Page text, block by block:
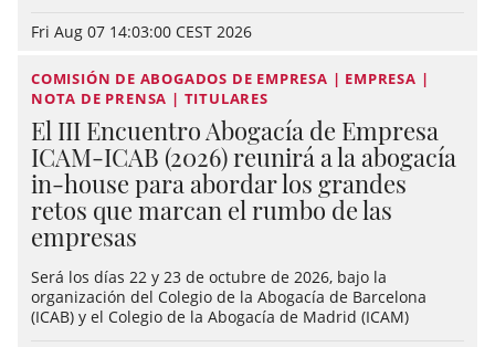
Fri Aug 07 14:03:00 CEST 2026
COMISIÓN DE ABOGADOS DE EMPRESA | EMPRESA |
NOTA DE PRENSA | TITULARES
El III Encuentro Abogacía de Empresa
ICAM-ICAB (2026) reunirá a la abogacía
in-house para abordar los grandes
retos que marcan el rumbo de las
empresas
Será los días 22 y 23 de octubre de 2026, bajo la
organización del Colegio de la Abogacía de Barcelona
(ICAB) y el Colegio de la Abogacía de Madrid (ICAM)